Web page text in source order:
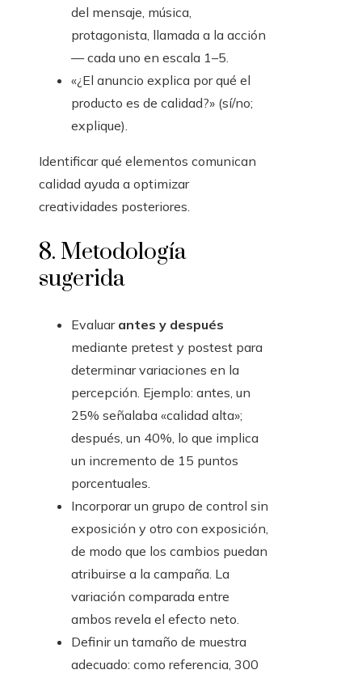
del mensaje, música,
protagonista, llamada a la acción
— cada uno en escala 1–5.
«¿El anuncio explica por qué el
producto es de calidad?» (sí/no;
explique).
Identificar qué elementos comunican
calidad ayuda a optimizar
creatividades posteriores.
8. Metodología
sugerida
Evaluar antes y después
mediante pretest y postest para
determinar variaciones en la
percepción. Ejemplo: antes, un
25% señalaba «calidad alta»;
después, un 40%, lo que implica
un incremento de 15 puntos
porcentuales.
Incorporar un grupo de control sin
exposición y otro con exposición,
de modo que los cambios puedan
atribuirse a la campaña. La
variación comparada entre
ambos revela el efecto neto.
Definir un tamaño de muestra
adecuado: como referencia, 300